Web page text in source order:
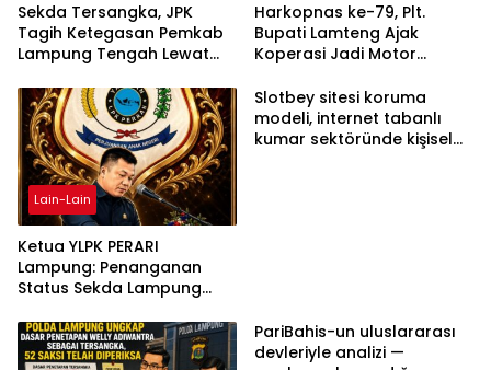
Sekda Tersangka, JPK
Tagih Ketegasan Pemkab
Lampung Tengah Lewat
Harkopnas ke-79, Plt.
Bupati Lamteng Ajak
Koperasi Jadi Motor
Lain-Lain
Ketua YLPK PERARI
Lampung: Penanganan
Status Sekda Lampung
Berdasarkan Aturan,
Bukan Tekanan Opini
Slotbey sitesi koruma
modeli, internet tabanlı
kumar sektöründe kişisel
PariBahis-un uluslararası
devleriyle analizi —